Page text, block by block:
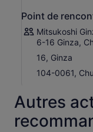
Point de
Mitsukoshi
6-16 Ginza,
16, Ginza
104-0061,
Autres